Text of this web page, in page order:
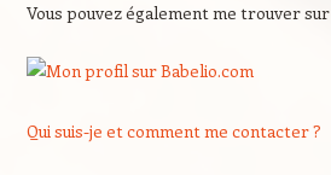
Vous pouvez également me trouver sur
Qui suis-je et comment me contacter ?